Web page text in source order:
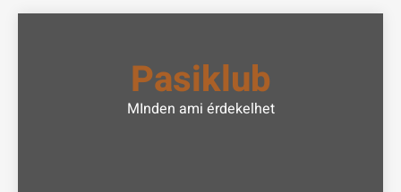
Pasiklub
MInden ami érdekelhet